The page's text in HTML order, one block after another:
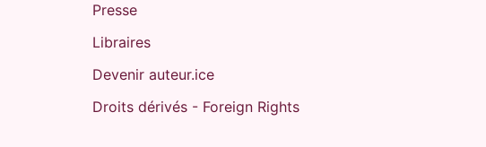
Presse
Libraires
Devenir auteur.ice
Droits dérivés - Foreign Rights